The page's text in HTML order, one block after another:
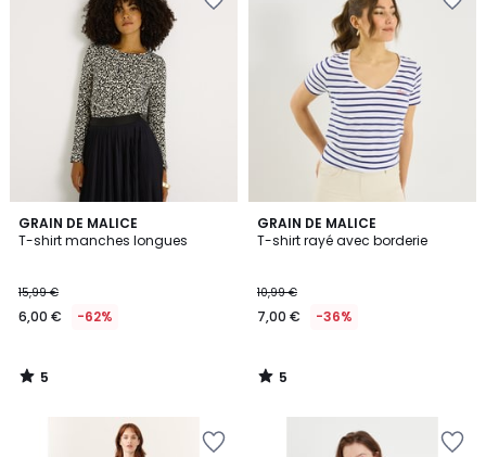
GRAIN DE MALICE
T-shirt manches longues
15,99 €
6,00 € -62%
5
/
5
/
GRAIN DE MALICE
T-shirt rayé avec borderie
10,99 €
7,00 € -36%
5
/
5
/